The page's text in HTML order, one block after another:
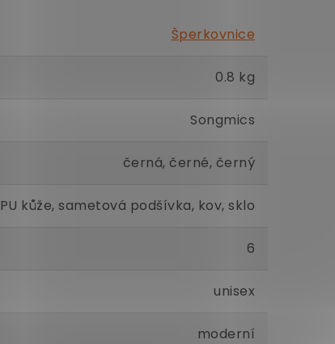
Šperkovnice
0.8 kg
Songmics
černá, černé, černý
PU kůže, sametová podšívka, kov, sklo
6
unisex
moderní